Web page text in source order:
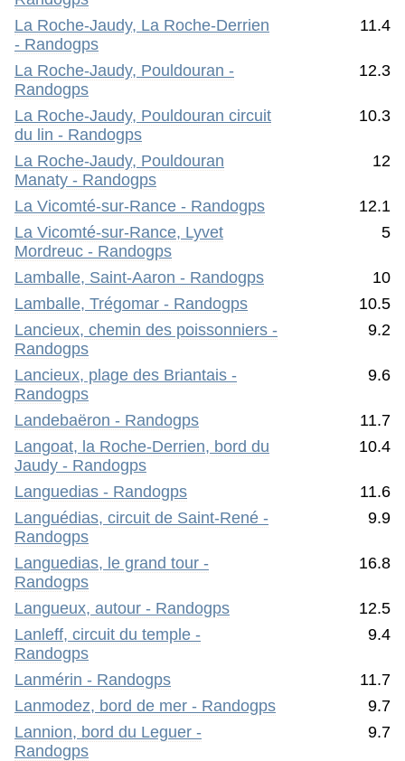
La Roche-Jaudy, La Roche-Derrien
- Randogps
11.4
La Roche-Jaudy, Pouldouran -
Randogps
12.3
La Roche-Jaudy, Pouldouran circuit
du lin - Randogps
10.3
La Roche-Jaudy, Pouldouran
Manaty - Randogps
12
La Vicomté-sur-Rance - Randogps
12.1
La Vicomté-sur-Rance, Lyvet
Mordreuc - Randogps
5
Lamballe, Saint-Aaron - Randogps
10
Lamballe, Trégomar - Randogps
10.5
Lancieux, chemin des poissonniers -
Randogps
9.2
Lancieux, plage des Briantais -
Randogps
9.6
Landebaëron - Randogps
11.7
Langoat, la Roche-Derrien, bord du
Jaudy - Randogps
10.4
Languedias - Randogps
11.6
Languédias, circuit de Saint-René -
Randogps
9.9
Languedias, le grand tour -
Randogps
16.8
Langueux, autour - Randogps
12.5
Lanleff, circuit du temple -
Randogps
9.4
Lanmérin - Randogps
11.7
Lanmodez, bord de mer - Randogps
9.7
Lannion, bord du Leguer -
Randogps
9.7